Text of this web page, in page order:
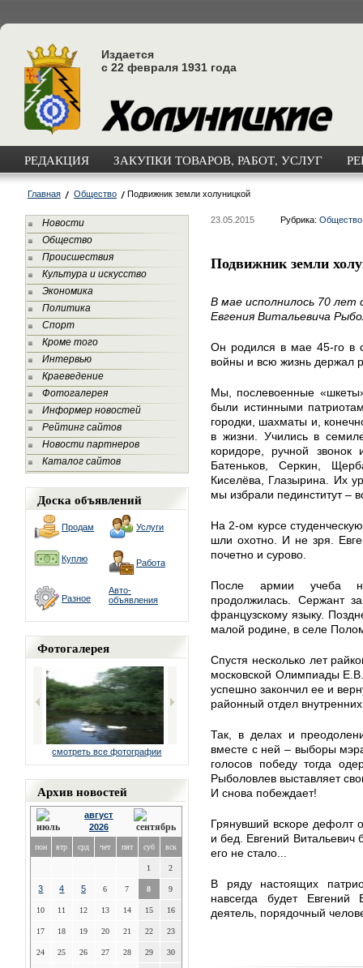
Издается
с 22 февраля 1931 года
РЕДАКЦИЯ ЗАКУПКИ ТОВАРОВ, РАБОТ, УСЛУГ
Главная Общество Подвижник земли холуницкой
Новости
Общество
Происшествия
Культура и искусство
Экономика
Политика
Спорт
Кроме того
Интервью
Краеведение
Фотогалерея
Информер новостей
Рейтинг сайтов
Новости партнеров
Каталог сайтов
Доска объявлений
Продам Услуги
Куплю Работа
Разное
Авто-
объявления
Фотогалерея
смотреть все фотографии
Архив новостей
август
2026
пон втр срд чет пят суб вск
1 2
3 4 5 6 7 8 9
10 11 12 13 14 15 16
17 18 19 20 21 22 23
24 25 26 27 28 29 30
23.05.2015 Рубрика: Общество
Подвижник земли
В мае исполнилось 70 лет
Евгения Витальевича
Он родился в мае 45-го в
войны и всю жизнь держал
Мы, послевоенные
были истинными
городки, шахматы и,
в жизни. Учились в
коридоре, ручной
Батеньков, Серкин,
Киселёва, Глазырина. Их
мы избрали пединститут –
На 2-ом курсе
шли охотно. И не зря.
почетно и сурово.
После армии учеба
продолжилась. Сержант
французскому языку.
малой родине, в селе
Спустя несколько лет
московской Олимпиады
успешно закончил ее и
районный отдел
Так, в делах и
вместе с ней – выборы
голосов победу тогда
Рыболовлев выставляет
И снова побеждает!
Грянувший вскоре дефолт
и бед. Евгений Витальевич
его не стало...
В ряду настоящих
навсегда будет Евгений
деятель, порядочный